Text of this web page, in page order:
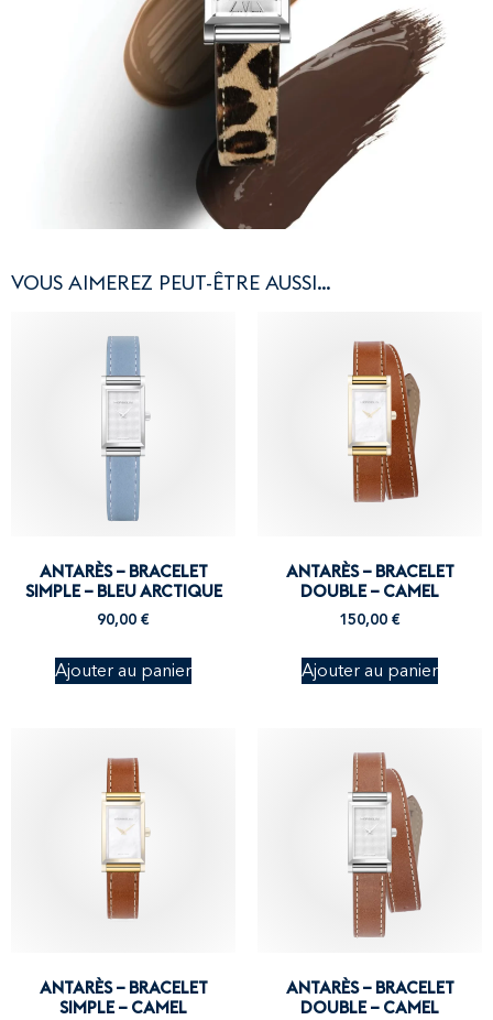
VOUS AIMEREZ PEUT-ÊTRE AUSSI…
ANTARÈS – BRACELET
SIMPLE – BLEU ARCTIQUE
90,00 €
Ajouter au panier
ANTARÈS – BRACELET
DOUBLE – CAMEL
150,00 €
Ajouter au panier
ANTARÈS – BRACELET
SIMPLE – CAMEL
ANTARÈS – BRACELET
DOUBLE – CAMEL